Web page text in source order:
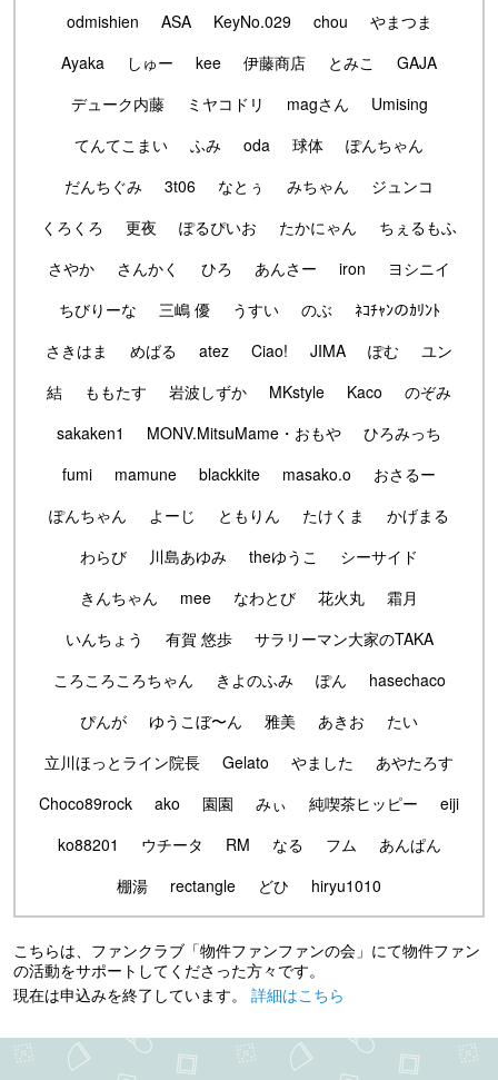
odmishien
ASA KeyNo.029 chou
やまつま
Ayaka
しゅー kee 伊藤商店 とみこ
GAJA
デューク内藤
ミヤコドリ magさん
Umising
てんてこまい
ふみ oda 球体
ぽんちゃん
だんちぐみ
3t06 なとぅ みちゃん
ジュンコ
くろくろ
更夜 ぽるぴいお たかにゃん
ちぇるもふ
さやか
さんかく ひろ あんさー iron
ヨシニイ
ちびりーな
三嶋 優 うすい のぶ
ﾈｺﾁｬﾝのｶﾘﾝﾄ
さきはま
めばる atez Ciao! JIMA ぽむ
ユン
結
ももたす 岩波しずか MKstyle Kaco
のぞみ
sakaken1
MONV.MitsuMame・おもや
ひろみっち
fumi
mamune blackkite masako.o
おさるー
ぽんちゃん
よーじ ともりん たけくま
かげまる
わらび
川島あゆみ theゆうこ
シーサイド
きんちゃん
mee なわとび 花火丸
霜月
いんちょう
有賀 悠歩
サラリーマン大家のTAKA
ころころころちゃん
きよのふみ ぽん
hasechaco
ぴんが
ゆうこぼ〜ん 雅美 あきお
たい
立川ほっとライン院長
Gelato やました
あやたろす
Choco89rock
ako 園園 みぃ 純喫茶ヒッピー
eiji
ko88201
ウチータ RM なる フム
あんぱん
棚湯
rectangle どひ hiryu1010
こちらは、ファンクラブ「物件ファンファンの会」にて物件ファン
の活動をサポートしてくださった方々です。
現在は申込みを終了しています。 詳細はこちら